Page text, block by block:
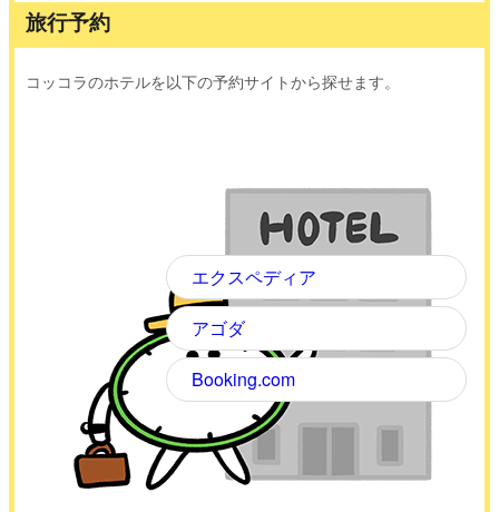
旅行予約
コッコラのホテルを以下の予約サイトから探せます。
エクスペディア
アゴダ
Booking.com